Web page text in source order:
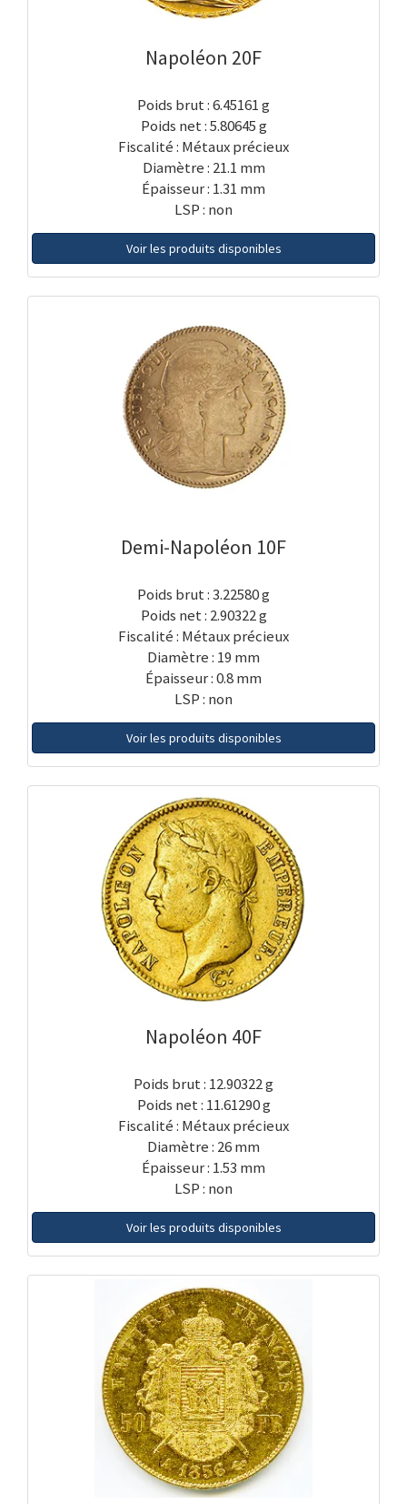
Napoléon 20F
Poids brut : 6.45161 g
Poids net : 5.80645 g
Fiscalité : Métaux précieux
Diamètre : 21.1 mm
Épaisseur : 1.31 mm
LSP : non
Voir les produits disponibles
Demi-Napoléon 10F
Poids brut : 3.22580 g
Poids net : 2.90322 g
Fiscalité : Métaux précieux
Diamètre : 19 mm
Épaisseur : 0.8 mm
LSP : non
Voir les produits disponibles
Napoléon 40F
Poids brut : 12.90322 g
Poids net : 11.61290 g
Fiscalité : Métaux précieux
Diamètre : 26 mm
Épaisseur : 1.53 mm
LSP : non
Voir les produits disponibles